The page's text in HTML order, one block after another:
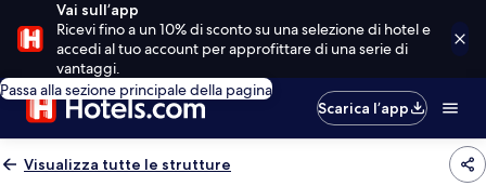
Vai sull’app
Ricevi fino a un 10% di sconto su una selezione di hotel e
accedi al tuo account per approfittare di una serie di
vantaggi.
Passa alla sezione principale della pagina
Scarica l’app
Visualizza tutte le strutture